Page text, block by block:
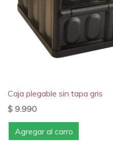
Caja plegable sin tapa gris
$ 9.990
Agregar al carro